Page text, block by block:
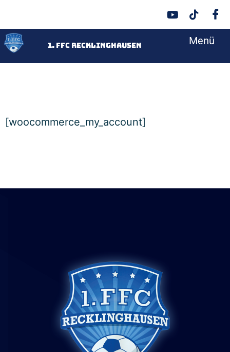
1. FFC Recklinghausen Menü
<
[woocommerce_my_account]